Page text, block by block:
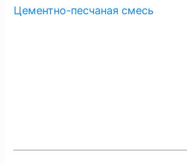
Цементно-песчаная смесь